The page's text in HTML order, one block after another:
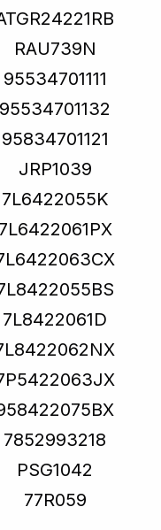
RAU739N
95534701111
95534701132
95834701121
JRP1039
7L6422055K
7L6422061PX
7L8422061D
7852993218
PSG1042
77R059